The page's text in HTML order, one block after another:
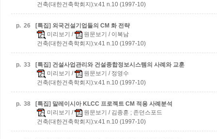
건축(대한건축학회지):v.41 n.10 (1997-10)
p. 26
[특집] 외국건설기업들의 CM 화 전략
미리보기 / 원문보기 / 이복남
건축(대한건축학회지):v.41 n.10 (1997-10)
p. 33
[특집] 건설사업관리와 건설종합정보시스템의 사례와 교훈
미리보기 / 원문보기 / 정영수
건축(대한건축학회지):v.41 n.10 (1997-10)
p. 38
[특집] 말레이시아 KLCC 프로젝트 CM 적용 사례분석
미리보기 / 원문보기 / 김종훈 ; 존던스포드
건축(대한건축학회지):v.41 n.10 (1997-10)